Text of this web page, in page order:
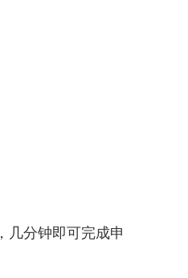
分钟即可完成申